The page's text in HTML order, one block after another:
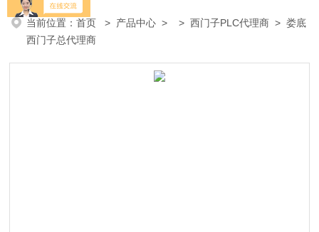
当前位置：首页 > 产品中心 > >西门子PLC代理商 > 娄底
西门子总代理商